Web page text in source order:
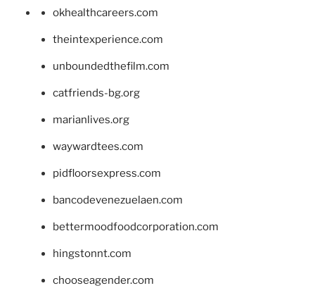
okhealthcareers.com
theintexperience.com
unboundedthefilm.com
catfriends-bg.org
marianlives.org
waywardtees.com
pidfloorsexpress.com
bancodevenezuelaen.com
bettermoodfoodcorporation.com
hingstonnt.com
chooseagender.com